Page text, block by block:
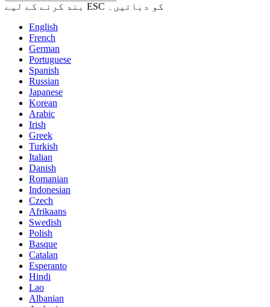
بند کرنے کے لیے ESC کو دبائیں۔
English
French
German
Portuguese
Spanish
Russian
Japanese
Korean
Arabic
Irish
Greek
Turkish
Italian
Danish
Romanian
Indonesian
Czech
Afrikaans
Swedish
Polish
Basque
Catalan
Esperanto
Hindi
Lao
Albanian